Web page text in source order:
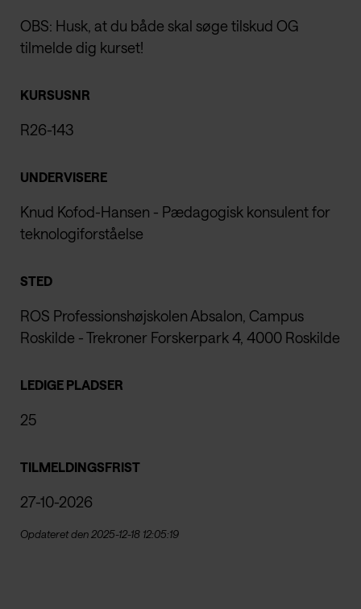
OBS: Husk, at du både skal søge tilskud OG
tilmelde dig kurset!
KURSUSNR
R26-143
UNDERVISERE
Knud Kofod-Hansen - Pædagogisk konsulent for
teknologiforståelse
STED
ROS Professionshøjskolen Absalon, Campus
Roskilde - Trekroner Forskerpark 4, 4000 Roskilde
LEDIGE PLADSER
25
TILMELDINGSFRIST
27-10-2026
Opdateret den 2025-12-18 12:05:19